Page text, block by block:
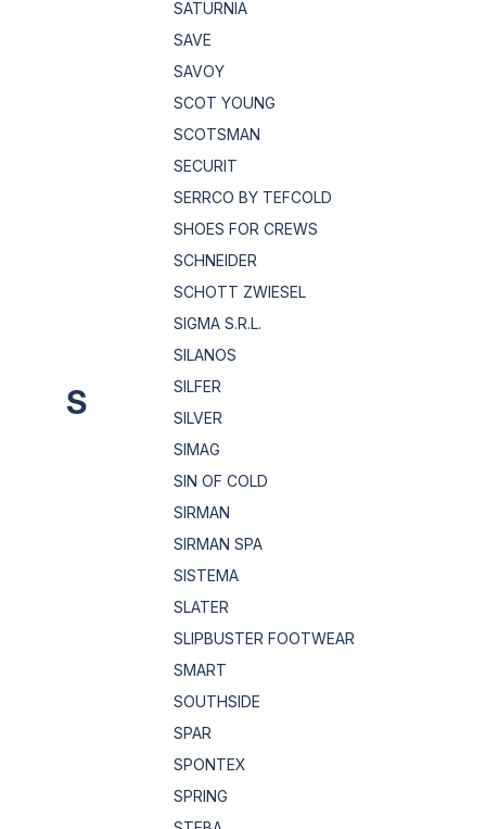
S
SATURNIA
SAVE
SAVOY
SCOT YOUNG
SCOTSMAN
SECURIT
SERRCO BY TEFCOLD
SHOES FOR CREWS
SCHNEIDER
SCHOTT ZWIESEL
SIGMA S.R.L.
SILANOS
SILFER
SILVER
SIMAG
SIN OF COLD
SIRMAN
SIRMAN SPA
SISTEMA
SLATER
SLIPBUSTER FOOTWEAR
SMART
SOUTHSIDE
SPAR
SPONTEX
SPRING